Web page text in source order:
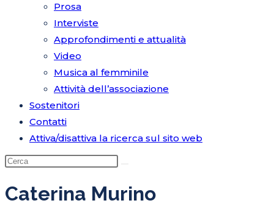
Prosa
Interviste
Approfondimenti e attualità
Video
Musica al femminile
Attività dell’associazione
Sostenitori
Contatti
Attiva/disattiva la ricerca sul sito web
Caterina Murino